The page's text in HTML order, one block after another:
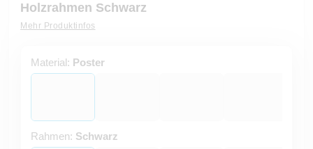
Holzrahmen Schwarz
Mehr Produktinfos
Material: Poster
Rahmen: Schwarz